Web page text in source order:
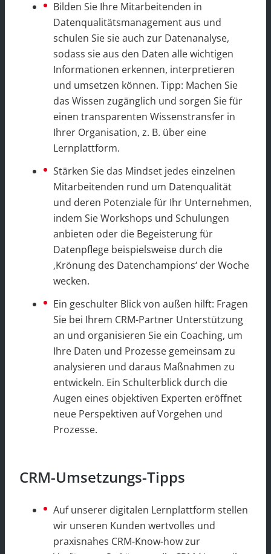
Bilden Sie Ihre Mitarbeitenden in
Datenqualitätsmanagement aus und
schulen Sie sie auch zur Datenanalyse,
sodass sie aus den Daten alle wichtigen
Informationen erkennen, interpretieren
und umsetzen können. Tipp: Machen Sie
das Wissen zugänglich und sorgen Sie für
einen transparenten Wissenstransfer in
Ihrer Organisation, z. B. über eine
Lernplattform.
Stärken Sie das Mindset jedes einzelnen
Mitarbeitenden rund um Datenqualität
und deren Potenziale für Ihr Unternehmen,
indem Sie Workshops und Schulungen
anbieten oder die Begeisterung für
Datenpflege beispielsweise durch die
‚Krönung des Datenchampions‘ der Woche
wecken.
Ein geschulter Blick von außen hilft: Fragen
Sie bei Ihrem CRM-Partner Unterstützung
an und organisieren Sie ein Coaching, um
Ihre Daten und Prozesse gemeinsam zu
analysieren und daraus Maßnahmen zu
entwickeln. Ein Schulterblick durch die
Augen eines objektiven Experten eröffnet
neue Perspektiven auf Vorgehen und
Prozesse.
CRM-Umsetzungs-Tipps
Auf unserer digitalen Lernplattform stellen
wir unseren Kunden wertvolles und
praxisnahes CRM-Know-how zur